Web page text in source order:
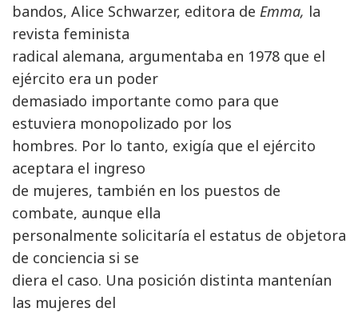
bandos, Alice Schwarzer, editora de Emma, la
revista feminista
radical alemana, argumentaba en 1978 que el
ejército era un poder
demasiado importante como para que
estuviera monopolizado por los
hombres. Por lo tanto, exigía que el ejército
aceptara el ingreso
de mujeres, también en los puestos de
combate, aunque ella
personalmente solicitaría el estatus de objetora
de conciencia si se
diera el caso. Una posición distinta mantenían
las mujeres del